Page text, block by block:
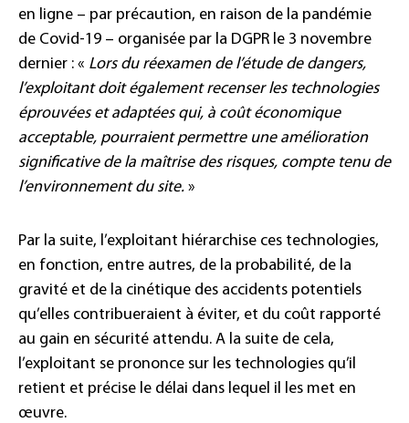
en ligne – par précaution, en raison de la pandémie
de Covid-19 – organisée par la DGPR le 3 novembre
dernier : « Lors du réexamen de l’étude de dangers,
l’exploitant doit également recenser les technologies
éprouvées et adaptées qui, à coût économique
acceptable, pourraient permettre une amélioration
significative de la maîtrise des risques, compte tenu de
l’environnement du site. »
Par la suite, l’exploitant hiérarchise ces technologies,
en fonction, entre autres, de la probabilité, de la
gravité et de la cinétique des accidents potentiels
qu’elles contribueraient à éviter, et du coût rapporté
au gain en sécurité attendu. A la suite de cela,
l’exploitant se prononce sur les technologies qu’il
retient et précise le délai dans lequel il les met en
œuvre.